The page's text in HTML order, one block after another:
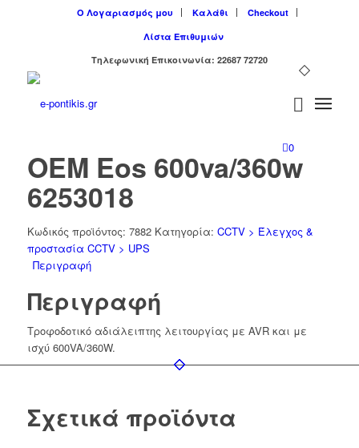
Ο Λογαριασμός μου Καλάθι
Checkout
Λίστα Επιθυμιών
Tηλεφωνική Επικοινωνία: 22687 72720
0
OEM Eos 600va/360w
6253018
Κωδικός προϊόντος: 7882 Κατηγορία: CCTV > Έλεγχος &
προστασία CCTV > UPS
Περιγραφή
Περιγραφή
Tροφοδοτικό αδιάλειπτης λειτουργίας με AVR και με
ισχύ 600VA/360W.
Σχετικά προϊόντα